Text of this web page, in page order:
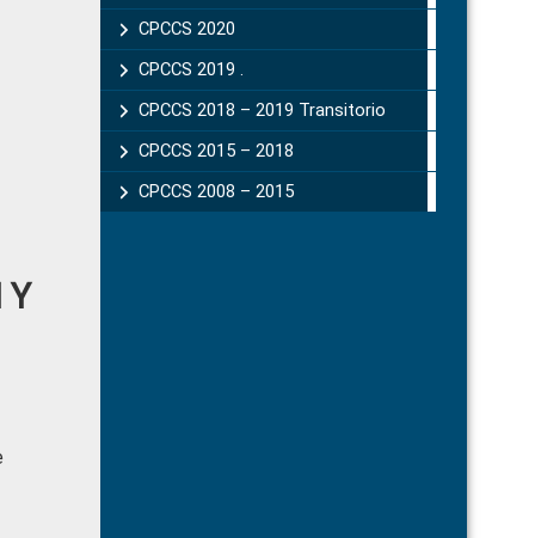
Y
CPCCS 2020
CPCCS 2019 .
CPCCS 2018 – 2019 Transitorio
CPCCS 2015 – 2018
CPCCS 2008 – 2015